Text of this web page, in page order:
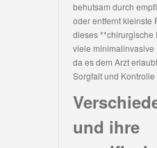
behutsam durch
oder entfernt kleinste
dieses **chirurgische
viele minimalinvasive
da es dem Arzt
Sorgfalt und
und ihre